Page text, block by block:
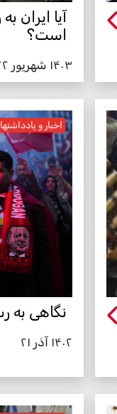
آیا ایران
است؟
۱۴۰۳ شهریور ۲۲
اخبار و یادداشتها
نگاهی به
۱۴۰۲ آذر ۲۱